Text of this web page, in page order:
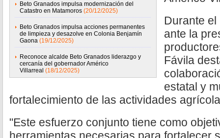
Beto Granados impulsa modernización del
Catastro en Matamoros (20/12/2025)
Beto Granados impulsa acciones permanentes
de limpieza y desazolve en Colonia Benjamín
Gaona (19/12/2025)
Reconoce alcalde Beto Granados liderazgo y
cercanía del gobernador Américo
Villarreal (18/12/2025)
Durante
ante la
Fávila
estatal y
fortalecimiento de las actividades
"Este esfuerzo conjunto tiene como